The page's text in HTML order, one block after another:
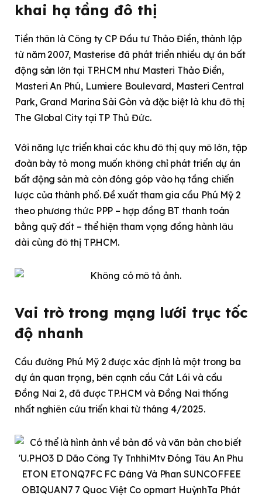
khai hạ tầng đô thị
Tiền thân là Công ty CP Đầu tư Thảo Điền, thành lập
từ năm 2007, Masterise đã phát triển nhiều dự án bất
động sản lớn tại TP.HCM như Masteri Thảo Điền,
Masteri An Phú, Lumiere Boulevard, Masteri Central
Park, Grand Marina Sài Gòn và đặc biệt là khu đô thị
The Global City tại TP Thủ Đức.
Với năng lực triển khai các khu đô thị quy mô lớn, tập
đoàn bày tỏ mong muốn không chỉ phát triển dự án
bất động sản mà còn đóng góp vào hạ tầng chiến
lược của thành phố. Đề xuất tham gia cầu Phú Mỹ 2
theo phương thức PPP – hợp đồng BT thanh toán
bằng quỹ đất – thể hiện tham vọng đồng hành lâu
dài cùng đô thị TP.HCM.
Vai trò trong mạng lưới trục tốc
độ nhanh
Cầu đường Phú Mỹ 2 được xác định là một trong ba
dự án quan trọng, bên cạnh cầu Cát Lái và cầu
Đồng Nai 2, đã được TP.HCM và Đồng Nai thống
nhất nghiên cứu triển khai từ tháng 4/2025.